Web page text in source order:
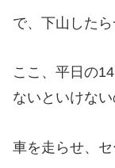
で、下山したら
ここ、平日の
ないといけない
車を走らせ、セ